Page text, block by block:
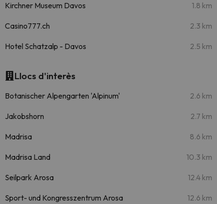
Kirchner Museum Davos 1.8 km
Casino777.ch 2.3 km
Hotel Schatzalp - Davos 2.5 km
Llocs d'interès
Botanischer Alpengarten 'Alpinum' 2.6 km
Jakobshorn 2.7 km
Madrisa 8.6 km
Madrisa Land 10.3 km
Seilpark Arosa 12.4 km
Sport- und Kongresszentrum Arosa 12.6 km